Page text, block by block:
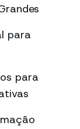
para
para